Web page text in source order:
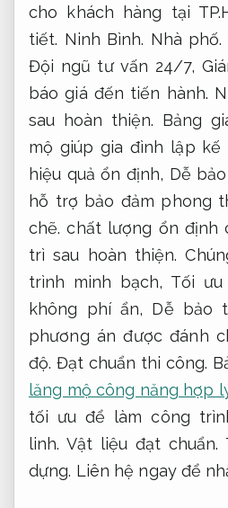
cho khách hàng tại
tiết. Ninh Bình. Nhà phố.
Đội ngũ tư vấn 24/7,
báo giá đến tiến hành.
sau hoàn thiện. Bảng
mộ giúp gia đình lập
hiệu quả ổn định, Dễ
hỗ trợ bảo đảm phong
chẽ. chất lượng ổn định
trì sau hoàn thiện.
trình minh bạch, Tối
không phí ẩn, Dễ bảo
phương án được đánh
độ. Đạt chuẩn thi công.
lăng mộ công năng hợp
tối ưu để làm công
linh.Vật liệu đạt chuẩn.
dựng. Liên hệ ngay để